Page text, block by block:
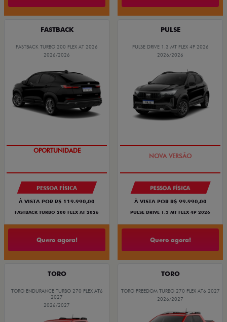
FASTBACK
FASTBACK TURBO 200 FLEX AT 2026
2026/2026
OPORTUNIDADE
PESSOA FÍSICA
À VISTA POR R$ 119.990,00
FASTBACK TURBO 200 FLEX AT 2026
Quero agora!
PULSE
PULSE DRIVE 1.3 MT FLEX 4P 2026
2026/2026
PREÇO IMPERDÍVEL
PESSOA FÍSICA
À VISTA POR R$ 99.990,00
PULSE DRIVE 1.3 MT FLEX 4P 2026
Quero agora!
TORO
TORO ENDURANCE TURBO 270 FLEX AT6
2027
2026/2027
TORO
TORO FREEDOM TURBO 270 FLEX AT6 2027
2026/2027